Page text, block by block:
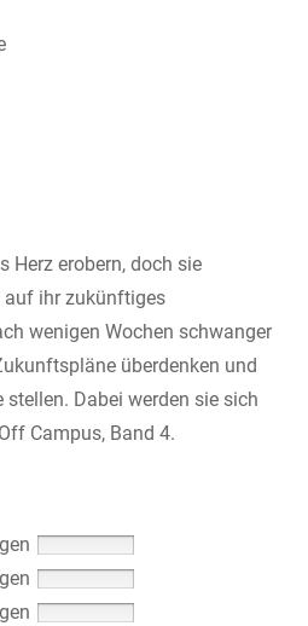
Herz erobern, doch sie
auf ihr zukünftiges
wenigen Wochen schwanger
überdenken und
Dabei werden sie sich
Campus, Band 4.